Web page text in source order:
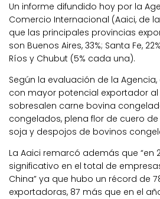
Un informe difundido hoy por la
Comercio Internacional (Aaici, de
que las principales provincias
son Buenos Aires, 33%; Santa Fe,
Ríos y Chubut (5% cada una).
Según la evaluación de la
con mayor potencial exportador
sobresalen carne bovina
congelados, plena flor de cuero
soja y despojos de bovinos
La Aaici remarcó además que “en
significativo en el total de
China” ya que hubo un récord de
exportadoras, 87 más que en el